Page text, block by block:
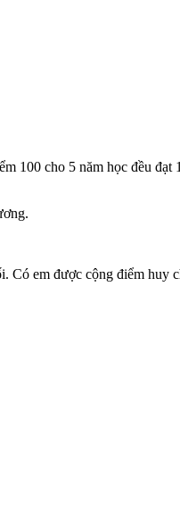
cho 5 năm học đều đạt
Có em được cộng điểm huy